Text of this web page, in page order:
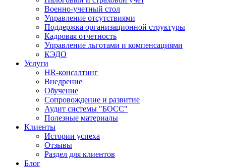
Военно-учетный стол
Управление отсутствиями
Поддержка организационной структуры
Кадровая отчетность
Управление льготами и компенсациями
КЭДО
Услуги
HR-консалтинг
Внедрение
Обучение
Сопровождение и развитие
Аудит системы "БОСС"
Полезные материалы
Клиенты
Истории успеха
Отзывы
Раздел для клиентов
Блог